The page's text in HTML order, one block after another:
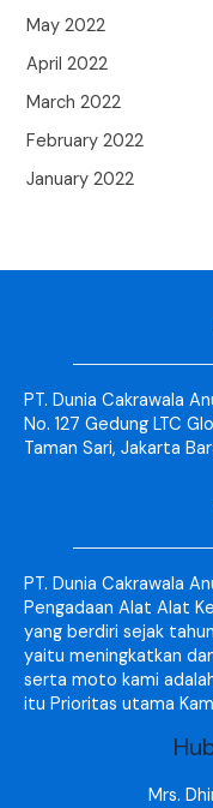
May 2022
April 2022
March 2022
February 2022
January 2022
PT. Dunia Cakrawala
No. 127 Gedung LTC
Taman Sari, Jakarta
PT. Dunia Cakrawala
Pengadaan Alat Alat
yang berdiri sejak
yaitu meningkatkan
serta moto kami
itu Prioritas utama
Mrs.